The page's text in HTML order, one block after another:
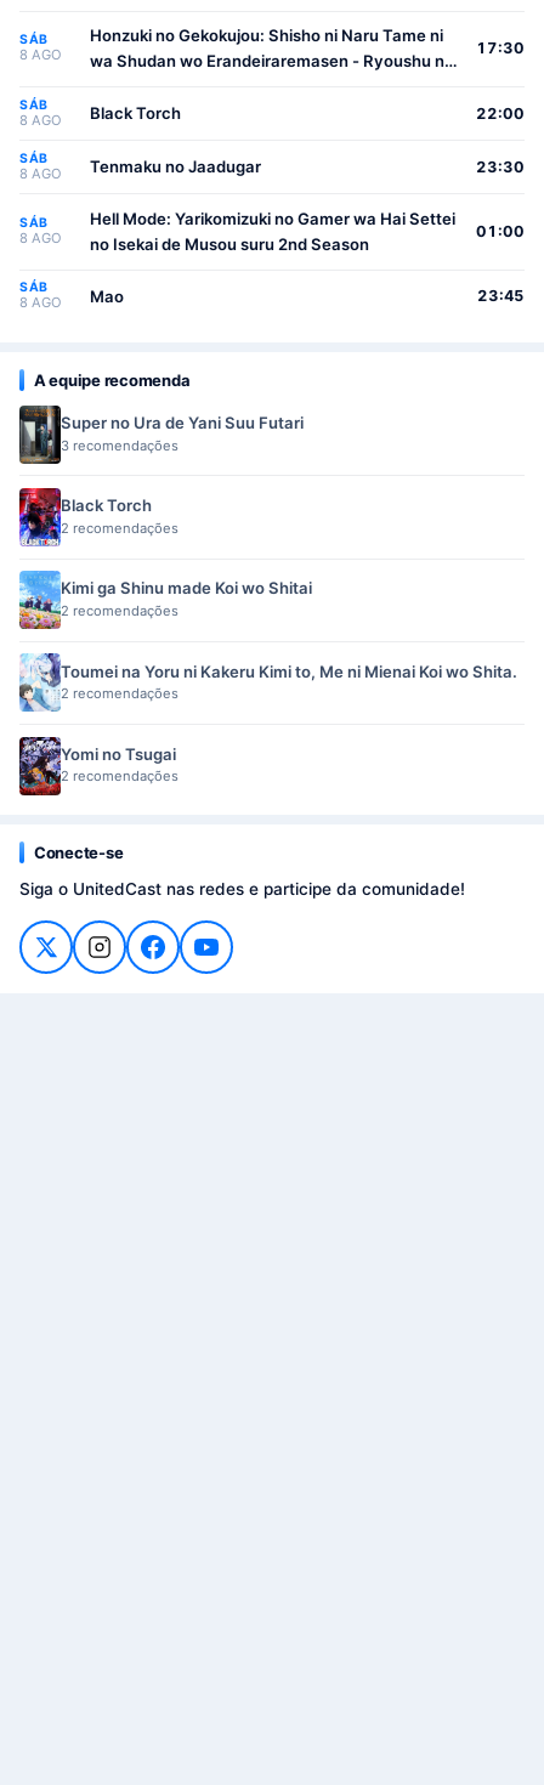
SÁB
8 AGO
Honzuki no Gekokujou: Shisho ni Naru Tame ni
wa Shudan wo Erandeiraremasen - Ryoushu no
17:30
SÁB
8 AGO Black Torch 22:00
SÁB
8 AGO Tenmaku no Jaadugar 23:30
SÁB
8 AGO
Hell Mode: Yarikomizuki no Gamer wa Hai Settei
no Isekai de Musou suru 2nd Season
01:00
SÁB
8 AGO Mao 23:45
A equipe recomenda
Super no Ura de Yani Suu Futari
3 recomendações
Black Torch
2 recomendações
Kimi ga Shinu made Koi wo Shitai
2 recomendações
Toumei na Yoru ni Kakeru Kimi to, Me ni Mienai Koi wo Shita.
2 recomendações
Yomi no Tsugai
2 recomendações
Conecte-se
Siga o UnitedCast nas redes e participe da comunidade!